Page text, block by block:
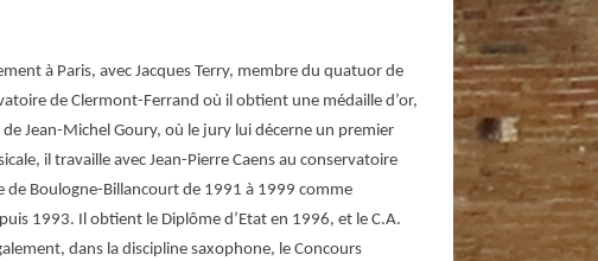
à Paris, avec Jacques Terry, membre du quatuor de
de Clermont-Ferrand où il obtient une médaille d’or,
Jean-Michel Goury, où le jury lui décerne un premier
il travaille avec Jean-Pierre Caens au conservatoire
de Boulogne-Billancourt de 1991 à 1999 comme
1993. Il obtient le Diplôme d’Etat en 1996, et le C.A.
dans la discipline saxophone, le Concours